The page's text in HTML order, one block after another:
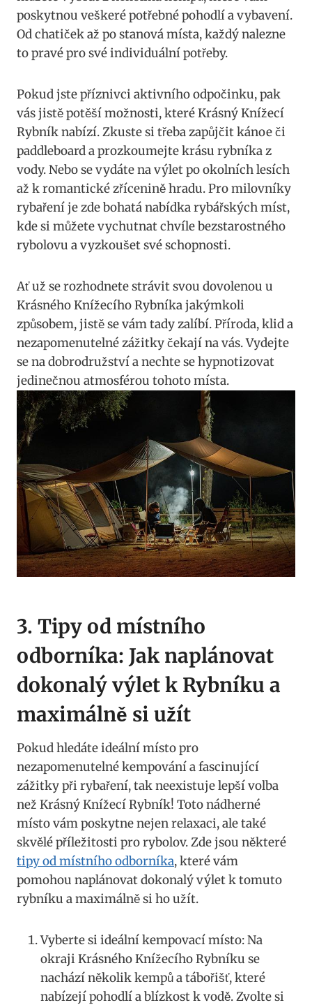
poskytnou veškeré potřebné pohodlí a vybavení.
Od chatiček až po stanová místa, každý nalezne
to pravé pro své individuální potřeby.
Pokud jste příznivci aktivního odpočinku, pak
vás jistě potěší možnosti, které Krásný Knížecí
Rybník nabízí. Zkuste si třeba zapůjčit kánoe či
paddleboard a prozkoumejte krásu rybníka z
vody. Nebo se vydáte na výlet po okolních lesích
až k romantické zřícenině hradu. Pro milovníky
rybaření je zde bohatá nabídka rybářských míst,
kde si můžete vychutnat chvíle bezstarostného
rybolovu a vyzkoušet své schopnosti.
Ať už se rozhodnete strávit svou dovolenou u
Krásného Knížecího Rybníka jakýmkoli
způsobem, jistě se vám tady zalíbí. Příroda, klid a
nezapomenutelné zážitky čekají na vás. Vydejte
se na dobrodružství a nechte se hypnotizovat
jedinečnou atmosférou tohoto místa.
3. Tipy od místního
odborníka: Jak naplánovat
dokonalý výlet k Rybníku a
maximálně si užít
Pokud hledáte ideální místo pro
nezapomenutelné kempování a fascinující
zážitky při rybaření, tak neexistuje lepší volba
než Krásný Knížecí Rybník! Toto nádherné
místo vám poskytne nejen relaxaci, ale také
skvělé příležitosti pro rybolov. Zde jsou některé
tipy od místního odborníka, které vám
pomohou naplánovat dokonalý výlet k tomuto
rybníku a maximálně si ho užít.
Vyberte si ideální kempovací místo: Na
okraji Krásného Knížecího Rybníku se
nachází několik kempů a tábořišť, které
nabízejí pohodlí a blízkost k vodě. Zvolte si